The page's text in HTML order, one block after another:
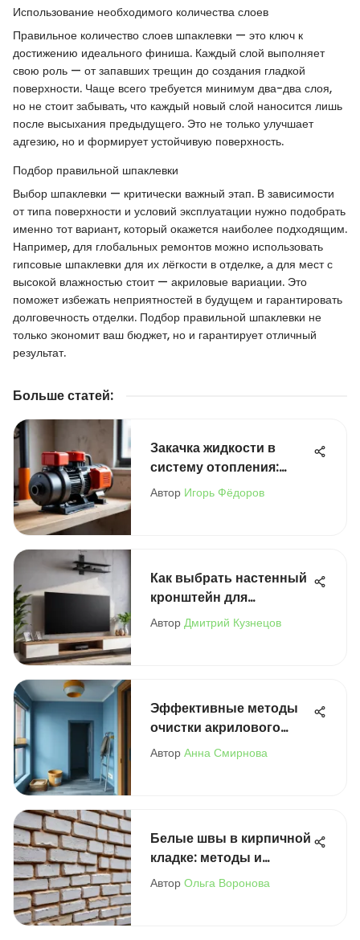
Использование необходимого количества слоев
Правильное количество слоев шпаклевки — это ключ к
достижению идеального финиша. Каждый слой выполняет
свою роль — от запавших трещин до создания гладкой
поверхности. Чаще всего требуется минимум два-два слоя,
но не стоит забывать, что каждый новый слой наносится лишь
после высыхания предыдущего. Это не только улучшает
адгезию, но и формирует устойчивую поверхность.
Подбор правильной шпаклевки
Выбор шпаклевки — критически важный этап. В зависимости
от типа поверхности и условий эксплуатации нужно подобрать
именно тот вариант, который окажется наиболее подходящим.
Например, для глобальных ремонтов можно использовать
гипсовые шпаклевки для их лёгкости в отделке, а для мест с
высокой влажностью стоит — акриловые вариации. Это
поможет избежать неприятностей в будущем и гарантировать
долговечность отделки. Подбор правильной шпаклевки не
только экономит ваш бюджет, но и гарантирует отличный
результат.
Больше статей:
Закачка жидкости в
систему отопления:
Полное руководство
Автор Игорь Фёдоров
Как выбрать настенный
кронштейн для
телевизора 32 дюйма
Автор Дмитрий Кузнецов
Эффективные методы
очистки акрилового
герметика
Автор Анна Смирнова
Белые швы в кирпичной
кладке: методы и
советы
Автор Ольга Воронова